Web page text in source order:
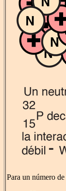
Para un número